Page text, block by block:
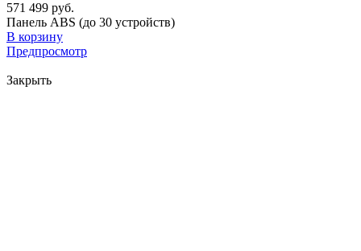
571 499 руб.
Панель ABS (до 30 устройств)
В корзину
Предпросмотр
Закрыть